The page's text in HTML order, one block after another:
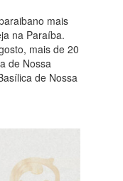
mais
na Paraíba.
mais de 20
de Nossa
de Nossa